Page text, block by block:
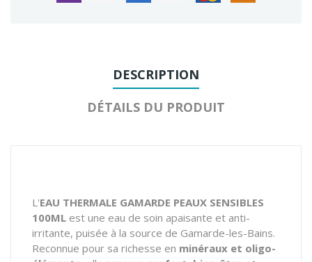
DESCRIPTION
DÉTAILS DU PRODUIT
L'EAU THERMALE GAMARDE PEAUX SENSIBLES
100ML est une eau de soin apaisante et anti-
irritante, puisée à la source de Gamarde-les-Bains.
Reconnue pour sa richesse en minéraux et oligo-